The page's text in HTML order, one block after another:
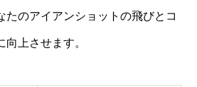
たのアイアンショットの飛びとコ
上させます。